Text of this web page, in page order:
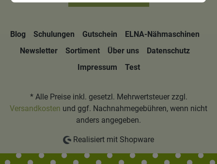
Blog Schulungen Gutschein
ELNA-Nähmaschinen
Newsletter
Sortiment Über uns
Datenschutz
Impressum
Test
* Alle Preise inkl. gesetzl. Mehrwertsteuer zzgl.
Versandkosten und ggf. Nachnahmegebühren, wenn nicht
anders angegeben.
Realisiert mit Shopware